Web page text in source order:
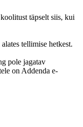
täpselt siis, kui
tellimise hetkest.
pole jagatav
on Addenda e-